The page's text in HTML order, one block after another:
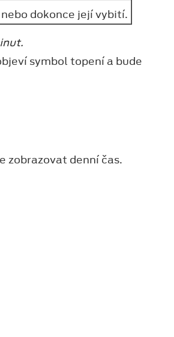
dokonce její vybití.
symbol topení a bude
zobrazovat denní čas.